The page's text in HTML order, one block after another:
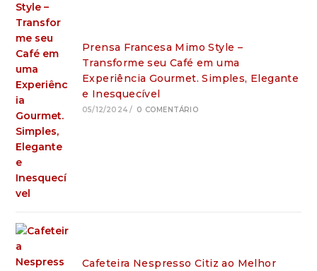
Prensa Francesa Mimo Style –
Transforme seu Café em uma
Experiência Gourmet. Simples, Elegante
e Inesquecível
05/12/2024 / 0 COMENTÁRIO
Cafeteira Nespresso Citiz ao Melhor